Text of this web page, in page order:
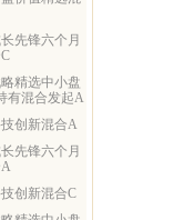
先锋六个月
精选中小盘
有混合发起A
创新混合A
先锋六个月
创新混合C